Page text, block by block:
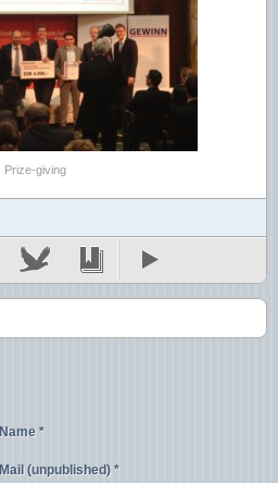
Prize-giving
Name *
Mail (unpublished) *